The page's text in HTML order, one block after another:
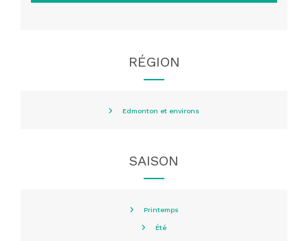
RÉGION
Edmonton et environs
SAISON
Printemps
Été